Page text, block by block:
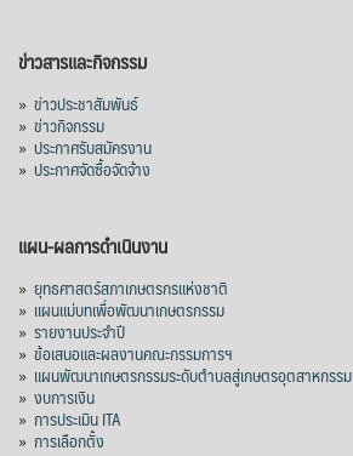
ข่าวสารและกิจกรรม
» ข่าวประชาสัมพันธ์
» ข่าวกิจกรรม
» ประกาศรับสมัครงาน
» ประกาศจัดซื้อจัดจ้าง
แผน-ผลการดำเนินงาน
» ยุทธศาสตร์สภาเกษตรกรแห่งชาติ
» แผนแม่บทเพื่อพัฒนาเกษตรกรรม
» รายงานประจำปี
» ข้อเสนอและผลงานคณะกรรมการฯ
» แผนพัฒนาเกษตรกรรมระดับตำบลสู่เกษตรอุตสาหกรรม
» งบการเงิน
» การประเมิน ITA
» การเลือกตั้ง